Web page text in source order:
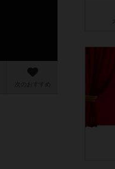
次のおすすめ